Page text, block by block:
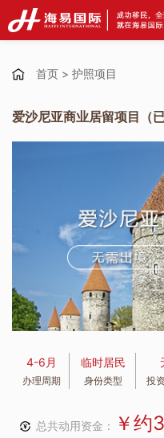
首页 > 护照项目
爱沙尼亚商业居留项目（已
4-6月
办理周期
临时居民
身份类型 投
总共动用资金： ￥约